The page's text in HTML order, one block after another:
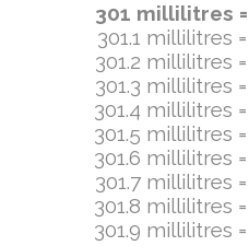
301 millilitres
301.1 millilitres
301.2 millilitres
301.3 millilitres
301.4 millilitres
301.5 millilitres
301.6 millilitres
301.7 millilitres
301.8 millilitres
301.9 millilitres